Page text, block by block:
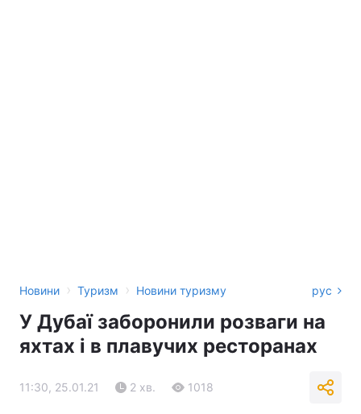
Новини › Туризм › Новини туризму рус
У Дубаї заборонили розваги на
яхтах і в плавучих ресторанах
11:30, 25.01.21 2 хв. 1018